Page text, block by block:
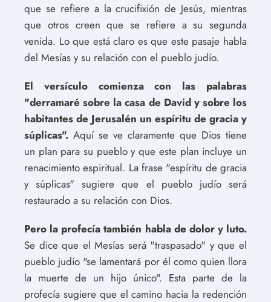
que se refiere a la crucifixión de Jesús, mientras
que otros creen que se refiere a su segunda
venida. Lo que está claro es que este pasaje habla
del Mesías y su relación con el pueblo judío.
El versículo comienza con las palabras
"derramaré sobre la casa de David y sobre los
habitantes de Jerusalén un espíritu de gracia y
súplicas". Aquí se ve claramente que Dios tiene
un plan para su pueblo y que este plan incluye un
renacimiento espiritual. La frase "espíritu de gracia
y súplicas" sugiere que el pueblo judío será
restaurado a su relación con Dios.
Pero la profecía también habla de dolor y luto.
Se dice que el Mesías será "traspasado" y que el
pueblo judío "se lamentará por él como quien llora
la muerte de un hijo único". Esta parte de la
profecía sugiere que el camino hacia la redención